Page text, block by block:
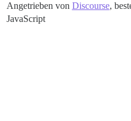
Angetrieben von Discourse,
JavaScript